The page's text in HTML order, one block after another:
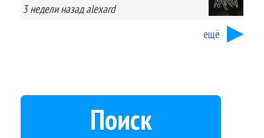
3 неделиназад alexard
ещё
Поиск